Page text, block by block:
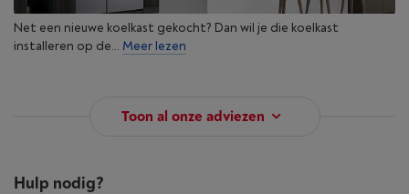
Net een nieuwe koelkast gekocht? Dan wil je die koelkast
installeren op de... Meer lezen
Toon al onze adviezen
Hulp nodig?